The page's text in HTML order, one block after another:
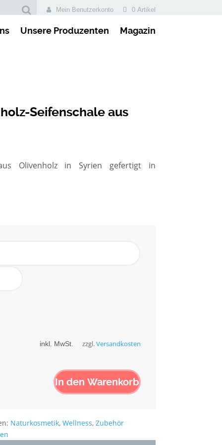
Mein Benutzerkonto 0 Artikel
Unsere Produzenten Magazin
Seifenschale aus
Olivenholz in Syrien gefertigt in
inkl. MwSt. zzgl.Versandkosten
In den Warenkorb
Naturkosmetik, Wellness, Zubehör